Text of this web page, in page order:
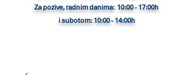
Za pozive, radnim danima: 10:00 - 17:00h
i subotom: 10:00 - 14:00h